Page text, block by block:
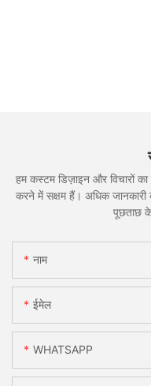
हम कस्टम डिज़ाइन और विचारों
करने में सक्षम हैं। अधिक जानकारी
पूछताछ
नाम
ईमेल
WHATSAPP